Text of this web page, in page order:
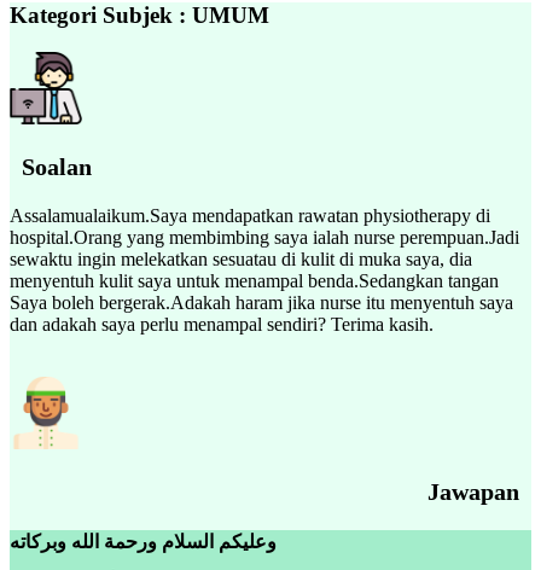
Kategori Subjek : UMUM
Soalan
Assalamualaikum.Saya mendapatkan rawatan physiotherapy di
hospital.Orang yang membimbing saya ialah nurse perempuan.Jadi
sewaktu ingin melekatkan sesuatau di kulit di muka saya, dia
menyentuh kulit saya untuk menampal benda.Sedangkan tangan
Saya boleh bergerak.Adakah haram jika nurse itu menyentuh saya
dan adakah saya perlu menampal sendiri? Terima kasih.
Jawapan
وعليكم السلام ورحمة الله وبركاته